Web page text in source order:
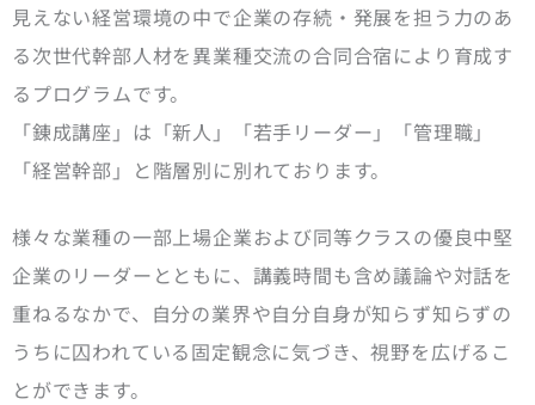
見えない経営環境の中で企業の存続・発展を担う力のあ
る次世代幹部人材を異業種交流の合同合宿により育成す
るプログラムです。
「錬成講座」は「新人」「若手リーダー」「管理職」
「経営幹部」と階層別に別れております。
様々な業種の一部上場企業および同等クラスの優良中堅
企業のリーダーとともに、講義時間も含め議論や対話を
重ねるなかで、自分の業界や自分自身が知らず知らずの
うちに囚われている固定観念に気づき、視野を広げるこ
とができます。